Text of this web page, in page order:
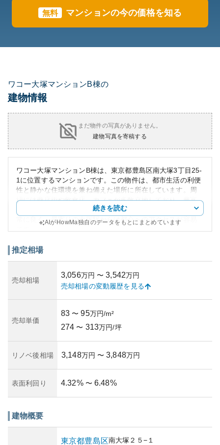
無料 マンションの今の価格を知る
ワコー大塚マンションB棟の
建物情報
まだ物件の写真がありません。
建物写真を寄稿する
ワコー大塚マンションB棟は、東京都豊島区南大塚3丁目25-
1に位置するマンションです。この物件は、都市生活の利便
性と静かな住環境を兼ね備えた場所に所在しています。周
辺には商店街や飲食店、カフェが多数立地しており、豊富
な生活環境が期待できるエリアです。また、交通の便も非
常に良く、最寄りの大塚駅からは都心へのアクセスが容易
調和しつつも個性を放っています。築年数が経過している
資産性に関して、豊島区という都心に近い立地から、不動
産市場での価値持続が期待されます。一方で、築年数が進
んでいることから、設備の経年劣化や管理状況のチェック
修繕費の増加やマンション管理組合の財政状況も考慮する
必要があります。購入にあたっては、それらのリスクを理
続きを読む
AIがHowMa独自のデータをもとにまとめています
推定相場
売却相場
3,056万円 〜 3,542万円
売却相場の変動履歴を見る
売却単価
83 〜 95万円/m²
274 〜 313万円/坪
リノベ後相場 3,148万円 〜 3,848万円
表面利回り 4.32% 〜 6.48%
建物概要
東京都豊島区南大塚 ２５−１